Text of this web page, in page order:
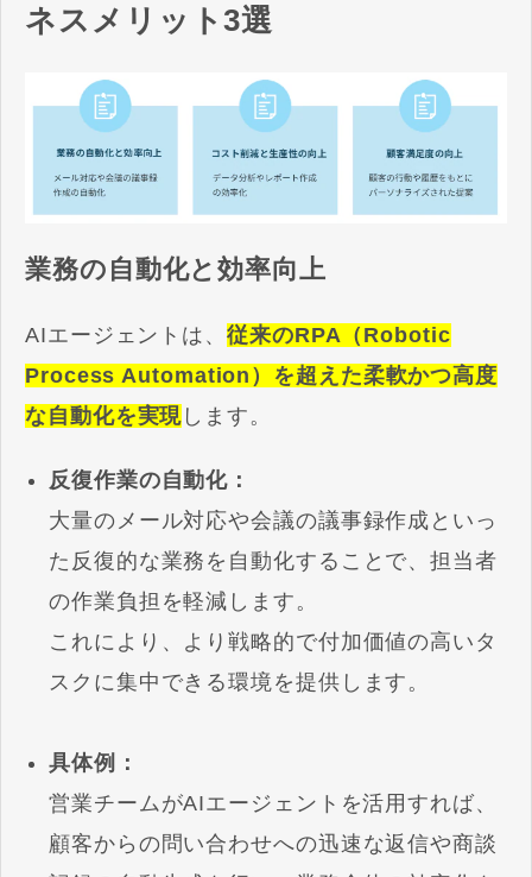
ネスメリット3選
業務の自動化と効率向上
AIエージェントは、 従来のRPA（Robotic
Process Automation）を超えた柔軟かつ高度
な自動化を実現 します。
反復作業の自動化：
大量のメール対応や会議の議事録作成といっ
た反復的な業務を自動化することで、担当者
の作業負担を軽減します。
これにより、より戦略的で付加価値の高いタ
スクに集中できる環境を提供します。
具体例：
営業チームがAIエージェントを活用すれば、
顧客からの問い合わせへの迅速な返信や商談